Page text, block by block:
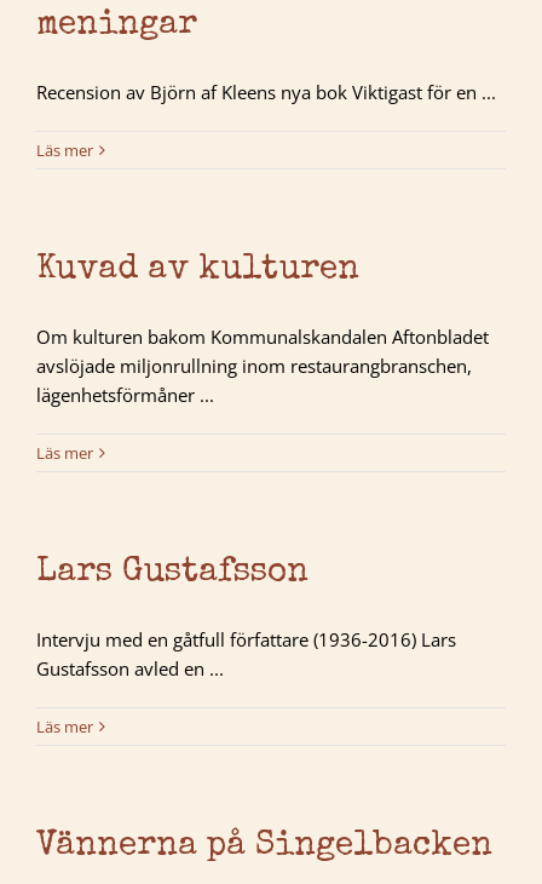
meningar
Recension av Björn af Kleens nya bok Viktigast för en ...
Läs mer
Kuvad av kulturen
Om kulturen bakom Kommunalskandalen Aftonbladet
avslöjade miljonrullning inom restaurangbranschen,
lägenhetsförmåner ...
Läs mer
Lars Gustafsson
Intervju med en gåtfull författare (1936-2016) Lars
Gustafsson avled en ...
Läs mer
Vännerna på Singelbacken